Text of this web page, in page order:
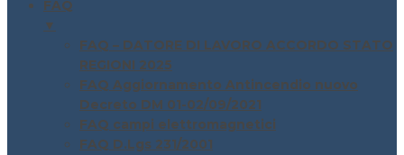
FAQ
▼
FAQ – DATORE DI LAVORO ACCORDO STATO
REGIONI 2025
FAQ Aggiornamento Antincendio nuovo
Decreto DM 01-02/09/2021
FAQ campi elettromagnetici
FAQ D.Lgs 231/2001